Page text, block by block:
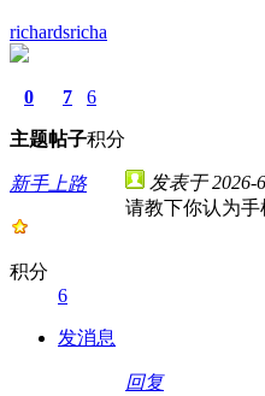
richardsricha
0
主题
7
帖子
6
积分
新手上路
积分
6
发消息
发表于 2026-
请教下你认为
回复